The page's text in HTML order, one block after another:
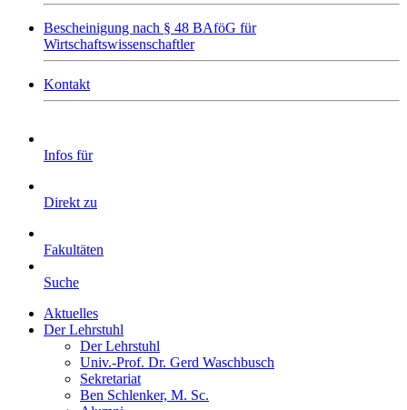
Bescheinigung nach § 48 BAföG für
Wirtschaftswissenschaftler
Kontakt
Infos für
Direkt zu
Fakultäten
Suche
Aktuelles
Der Lehrstuhl
Der Lehrstuhl
Univ.-Prof. Dr. Gerd Waschbusch
Sekretariat
Ben Schlenker, M. Sc.